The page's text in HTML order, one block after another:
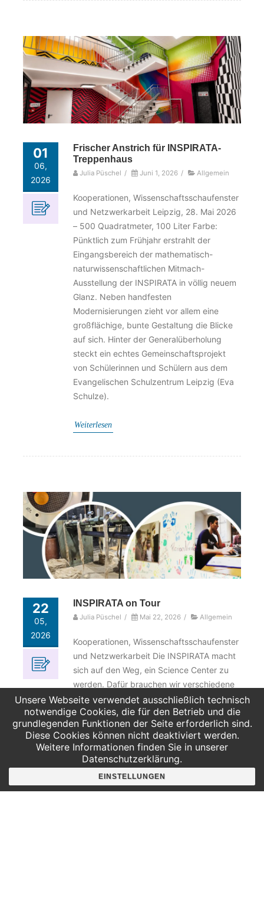
01
06,
2026
Frischer Anstrich für INSPIRATA-
Treppenhaus
Julia Püschel / Juni 1, 2026 / Allgemein
Kooperationen, Wissenschaftsschaufenster
und Netzwerkarbeit Leipzig, 28. Mai 2026
– 500 Quadratmeter, 100 Liter Farbe:
Pünktlich zum Frühjahr erstrahlt der
Eingangsbereich der mathematisch-
naturwissenschaftlichen Mitmach-
Ausstellung der INSPIRATA in völlig neuem
Glanz. Neben handfesten
Modernisierungen zieht vor allem eine
großflächige, bunte Gestaltung die Blicke
auf sich. Hinter der Generalüberholung
steckt ein echtes Gemeinschaftsprojekt
von Schülerinnen und Schülern aus dem
Evangelischen Schulzentrum Leipzig (Eva
Schulze).
Weiterlesen
22
05,
2026
INSPIRATA on Tour
Julia Püschel / Mai 22, 2026 / Allgemein
Kooperationen, Wissenschaftsschaufenster
und Netzwerkarbeit Die INSPIRATA macht
sich auf den Weg, ein Science Center zu
werden. Dafür brauchen wir verschiedene
Kooperationspartner, die mit uns
gemeinsam Neues entwickeln oder Teil
unseres Wissenschaftsschaufensters
werden. Besuch bei der Phaenomenta in
Flensburg Als Teil des MINTaktiv-
Netzwerks durfte das Team der INSPIRATA
im März die Phänomenta in Flensburg
Unsere Webseite verwendet ausschließlich technisch
notwendige Cookies, die für den Betrieb und die
grundlegenden Funktionen der Seite erforderlich sind.
Diese Cookies können nicht deaktiviert werden.
Weitere Informationen finden Sie in unserer
Datenschutzerklärung.
EINSTELLUNGEN